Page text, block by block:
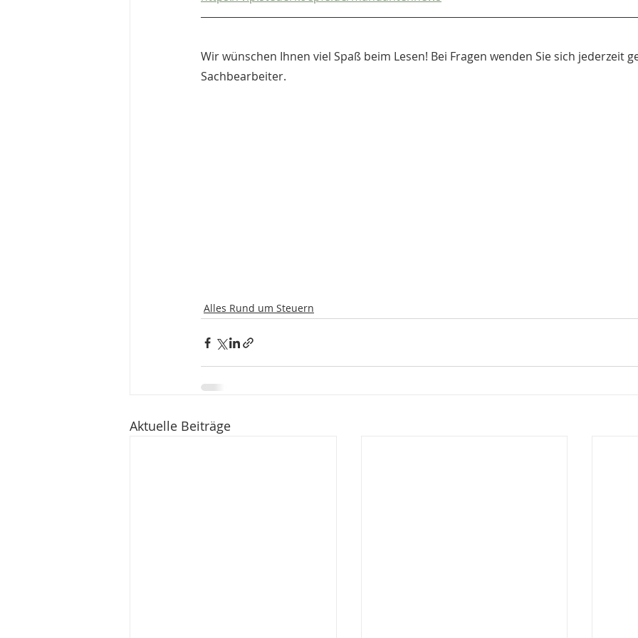
Wir wünschen Ihnen viel Spaß beim Lesen! Bei Fragen wenden Sie sich jederzeit
Sachbearbeiter.
Alles Rund um Steuern
Aktuelle Beiträge